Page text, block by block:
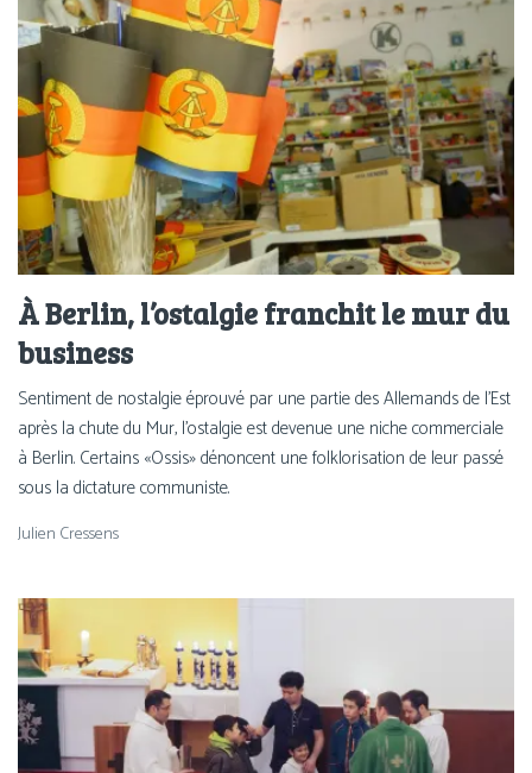
À Berlin, l’ostalgie franchit le mur du
business
Sentiment de nostalgie éprouvé par une partie des Allemands de l’Est
après la chute du Mur, l’ostalgie est devenue une niche commerciale
à Berlin. Certains «Ossis» dénoncent une folklorisation de leur passé
sous la dictature communiste.
Julien Cressens